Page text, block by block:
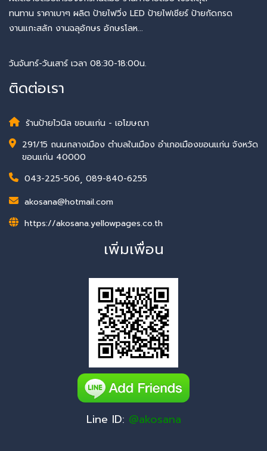
ทนทาน ราคาเบาๆ ผลิต ป้ายไฟวิ่ง LED ป้ายไฟเชียร์ ป้ายกัดกรด
งานแกะสลัก งานฉลุอักษร อักษรโลห...
วันจันทร์-วันเสาร์ เวลา 08:30-18:00น.
ติดต่อเรา
ร้านป้ายไวนิล ขอนแก่น - เอโฆษณา
291/15 ถนนกลางเมือง ตำบลในเมือง อำเภอเมืองขอนแก่น จังหวัด
ขอนแก่น 40000
043-225-506, 089-840-6255
akosana@hotmail.com
https://akosana.yellowpages.co.th
เพิ่มเพื่อน
Line ID: @akosana